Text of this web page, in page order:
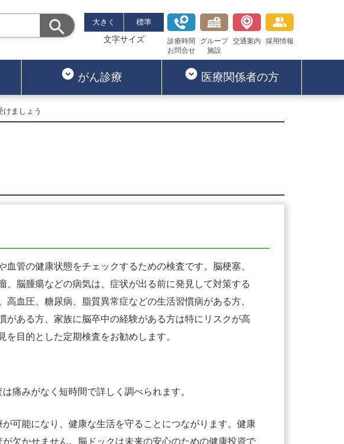
大きく 標準
文字サイズ
診療時間
お問合せ
グループ
施設
交通案内 採用情報
がん診療 医療関係者の方
けましょう
血管の健康状態をチェックするための検査です。脳梗塞、
、脳腫瘍などの病気は、症状が出る前に発見して対策する
高血圧、糖尿病、脂質異常症などの生活習慣病がある方、
がある方、家族に脳卒中の経験がある方は特にリスクが高
を目的とした定期検査をお勧めします。
痛みがなく短時間で詳しく調べられます。
可能になり、健康な生活を守ることにつながります。健康
欠かせません。脳ドックは未来の安心のための健康投資で